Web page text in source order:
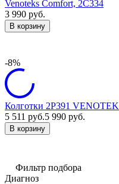
Venoteks Comfort, 2C334
3 990 руб.
В корзину
-8%
Колготки 2P391
5 511 руб.5 990 руб.
В корзину
Фильтр подбора
Диагноз